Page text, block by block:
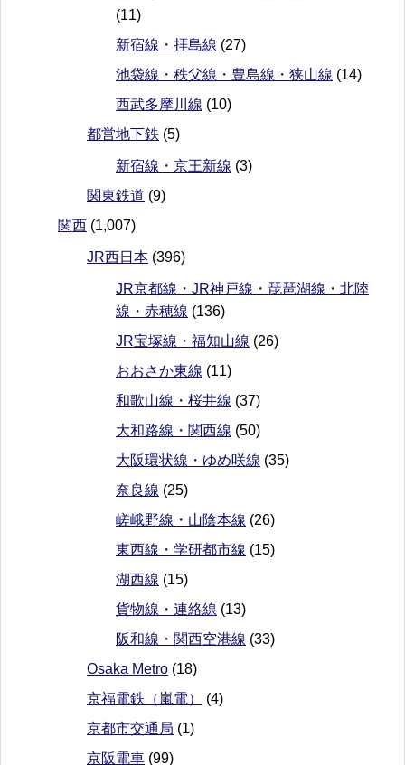
(11)
新宿線・拝島線 (27)
池袋線・秩父線・豊島線・狭山線 (14)
西武多摩川線 (10)
都営地下鉄 (5)
新宿線・京王新線 (3)
関東鉄道 (9)
関西 (1,007)
JR西日本 (396)
JR京都線・JR神戸線・琵琶湖線・北陸
線・赤穂線 (136)
JR宝塚線・福知山線 (26)
おおさか東線 (11)
和歌山線・桜井線 (37)
大和路線・関西線 (50)
大阪環状線・ゆめ咲線 (35)
奈良線 (25)
嵯峨野線・山陰本線 (26)
東西線・学研都市線 (15)
湖西線 (15)
貨物線・連絡線 (13)
阪和線・関西空港線 (33)
Osaka Metro (18)
京福電鉄（嵐電）
(4)
京都市交通局 (1)
京阪電車 (99)